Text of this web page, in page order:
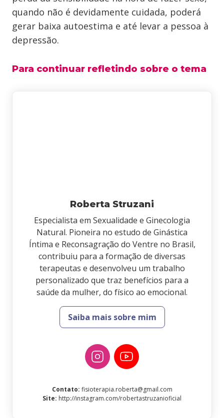
quando não é devidamente cuidada, poderá
gerar baixa autoestima e até levar a pessoa à
depressão.
Para continuar refletindo sobre o tema
Roberta Struzani
Especialista em Sexualidade e Ginecologia
Natural. Pioneira no estudo de Ginástica
Íntima e Reconsagração do Ventre no Brasil,
contribuiu para a formação de diversas
terapeutas e desenvolveu um trabalho
personalizado que traz benefícios para a
saúde da mulher, do físico ao emocional.
Saiba mais sobre mim
Contato: fisioterapia.roberta@gmail.com
Site: http://instagram.com/robertastruzanioficial